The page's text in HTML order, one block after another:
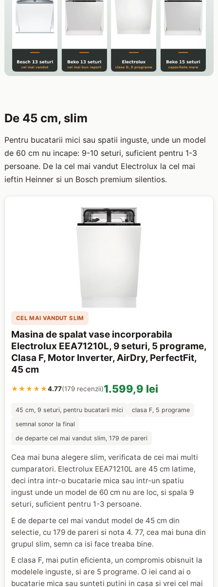
De 45 cm, slim
Pentru bucatarii mici sau spatii inguste, unde un model
de 60 cm nu incape: 9-10 seturi, suficient pentru 1-3
persoane. De la cel mai vandut Electrolux la cel mai
ieftin Heinner si un Bosch premium silentios.
CEL MAI VANDUT SLIM
Masina de spalat vase incorporabila
Electrolux EEA71210L, 9 seturi, 5 programe,
Clasa F, Motor Inverter, AirDry, PerfectFit,
45 cm
★★★★★4.77(179 recenzii)1.599,9 lei
45 cm, 9 seturi, pentru bucatarii mici
clasa F, 5 programe
semnal sonor la final
de departe cel mai vandut slim, 179 de pareri
Cea mai buna alegere slim, verificata de cei mai multi
cumparatori. Electrolux EEA71210L are 45 cm latime,
deci intra intr-o bucatarie mica sau intr-un spatiu
ingust unde un model de 60 cm nu are loc, si spala 9
seturi, suficient pentru 1-3 persoane.
E de departe cel mai vandut model de 45 cm din
selectie, cu 179 de pareri si nota 4. 77, cea mai buna din
grupul slim, semn ca isi face treaba bine.
E clasa F, mai putin eficienta, un compromis obisnuit la
modelele inguste, si are 5 programe. O iei cand ai o
bucatarie mica sau sunteti putini in casa si vrei cel mai